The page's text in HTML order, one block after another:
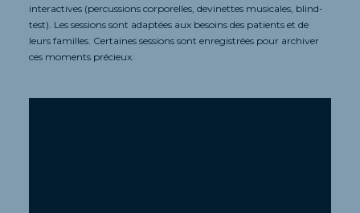
interactives (percussions corporelles, devinettes musicales, blind-
test). Les sessions sont adaptées aux besoins des patients et de
leurs familles. Certaines sessions sont enregistrées pour archiver
ces moments précieux.